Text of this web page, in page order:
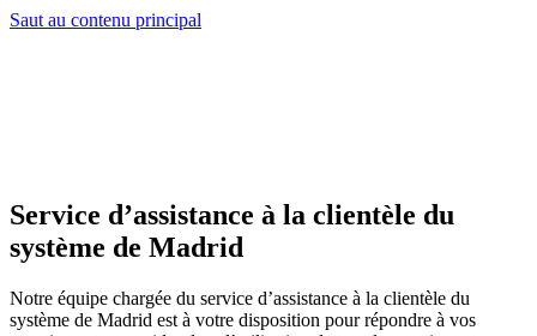
Saut au contenu principal
Service d’assistance à la clientèle du
système de Madrid
Notre équipe chargée du service d’assistance à la clientèle du
système de Madrid est à votre disposition pour répondre à vos